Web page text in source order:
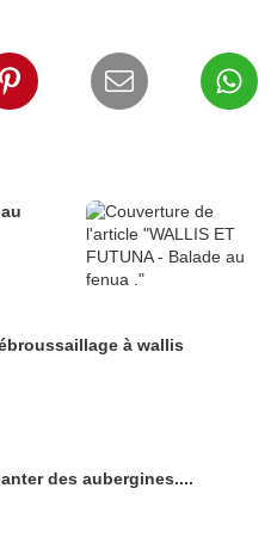
VIDEO Débroussaillage à wallis
VIDEO Planter des aubergines....